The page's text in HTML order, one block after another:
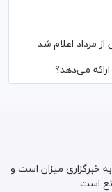
از مرداد اعلام شد
می‌دهد؟
خبرگزاری میزان است و
است.